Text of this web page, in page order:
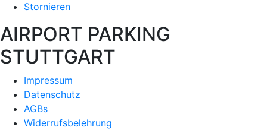
Stornieren
AIRPORT PARKING
STUTTGART
Impressum
Datenschutz
AGBs
Widerrufsbelehrung